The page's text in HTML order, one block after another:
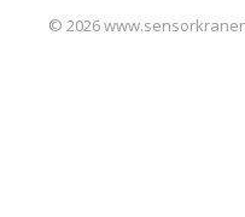
© 2026